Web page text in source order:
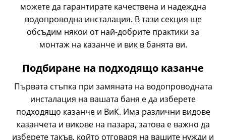
можете да гарантирате качествена и надеждна
водопроводна инсталация. В тази секция ще
обсъдим някои от най-добрите практики за
монтаж на казанче и вик в банята ви.
Подбиране на подходящо казанче
Първата стъпка при замяната на водопроводната
инсталация на вашата баня е да изберете
подходящо казанче и ВиК. Има различни видове
казанчета и викове на пазара, затова е важно да
изберете такъв, който отговаря на вашите нужди и